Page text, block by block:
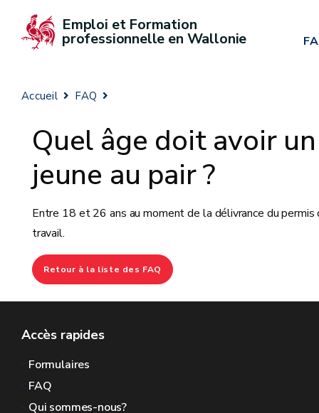
Emploi et Formation
professionnelle en Wallonie
Accueil FAQ
Quel âge doit avoir un
jeune au pair ?
Entre 18 et 26 ans au moment de la délivrance du permis
travail.
Retour à la liste des FAQ
Accès rapides
Formulaires
FAQ
Qui sommes-nous?